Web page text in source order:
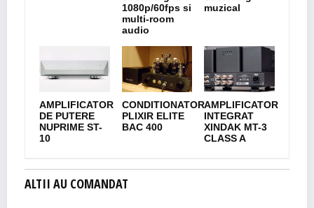
1080p/60fps si
multi-room
audio
muzical
AMPLIFICATOR
DE PUTERE
NUPRIME ST-
10
CONDITIONATOR
PLIXIR ELITE
BAC 400
AMPLIFICATOR
INTEGRAT
XINDAK MT-3
CLASS A
ALTII AU COMANDAT